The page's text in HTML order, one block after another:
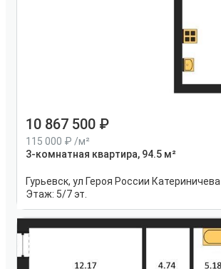
10 867 500
115 000
/м²
3-комнатная квартира, 94.5 м²
Гурьевск, ул Героя России Катериничева
Этаж: 5/7 эт.